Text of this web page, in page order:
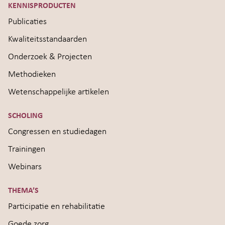
KENNISPRODUCTEN
Publicaties
Kwaliteitsstandaarden
Onderzoek & Projecten
Methodieken
Wetenschappelijke artikelen
SCHOLING
Congressen en studiedagen
Trainingen
Webinars
THEMA’S
Participatie en rehabilitatie